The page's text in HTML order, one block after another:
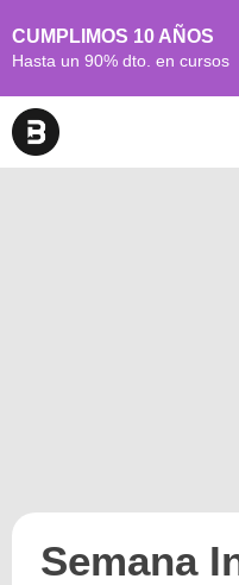
CUMPLIMOS 10 AÑOS
Hasta un 90% dto. en cursos
Semana